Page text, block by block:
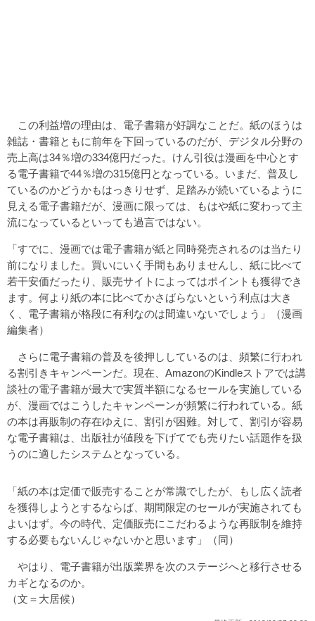
この利益増の理由は、電子書籍が好調なことだ。紙のほうは
雑誌・書籍ともに前年を下回っているのだが、デジタル分野の
売上高は34％増の334億円だった。けん引役は漫画を中心とす
る電子書籍で44％増の315億円となっている。いまだ、普及し
ているのかどうかもはっきりせず、足踏みが続いているように
見える電子書籍だが、漫画に限っては、もはや紙に変わって主
流になっているといっても過言ではない。
「すでに、漫画では電子書籍が紙と同時発売されるのは当たり
前になりました。買いにいく手間もありませんし、紙に比べて
若干安価だったり、販売サイトによってはポイントも獲得でき
ます。何より紙の本に比べてかさばらないという利点は大き
く、電子書籍が格段に有利なのは間違いないでしょう」（漫画
編集者）
さらに電子書籍の普及を後押ししているのは、頻繁に行われ
る割引きキャンペーンだ。現在、AmazonのKindleストアでは講
談社の電子書籍が最大で実質半額になるセールを実施している
が、漫画ではこうしたキャンペーンが頻繁に行われている。紙
の本は再販制の存在ゆえに、割引が困難。対して、割引が容易
な電子書籍は、出版社が値段を下げてでも売りたい話題作を扱
うのに適したシステムとなっている。
「紙の本は定価で販売することが常識でしたが、もし広く読者
を獲得しようとするならば、期間限定のセールが実施されても
よいはず。今の時代、定価販売にこだわるような再販制を維持
する必要もないんじゃないかと思います」（同）
やはり、電子書籍が出版業界を次のステージへと移行させる
カギとなるのか。
（文＝大居候）